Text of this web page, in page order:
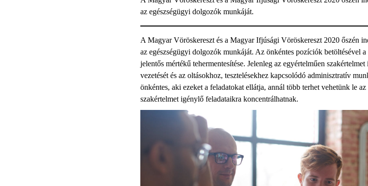
az egészségügyi dolgozók munkáját.
A Magyar Vöröskereszt és a Magyar Ifjúsági Vöröskereszt 2020 őszén
az egészségügyi dolgozók munkáját. Az önkéntes pozíciók betöltésével
jelentős mértékű tehermentesítése. Jelenleg az egyértelműen
vezetését és az oltásokhoz, tesztelésekhez kapcsolódó adminisztratív
önkéntes, aki ezeket a feladatokat ellátja, annál több terhet vehetünk le
szakértelmet igénylő feladataikra koncentrálhatnak.